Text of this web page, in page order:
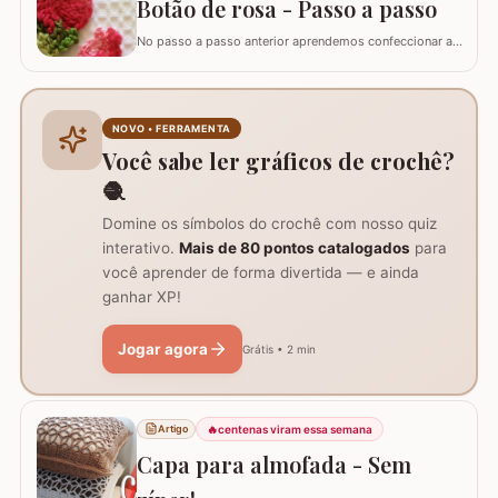
Botão de rosa - Passo a passo
No passo a passo anterior aprendemos confeccionar a
grupo Viciadas em crochê. Fiz o passo a passo com
algumas poucas diferenças e também para auxil
NOVO • FERRAMENTA
Você sabe ler gráficos de crochê?
🧶
Domine os símbolos do crochê com nosso quiz
interativo. Mais de 80 pontos catalogados para
você aprender de forma divertida — e ainda
ganhar XP!
Jogar agora Grátis • 2 min
Artigo 🔥centenas viram essa semana
Capa para almofada - Sem